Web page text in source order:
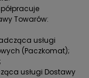
Towarów:
usługi
(Paczkomat);
usługi Dostawy